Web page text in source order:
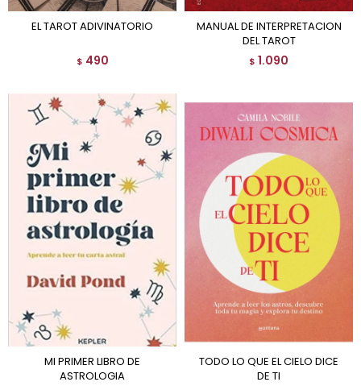
EL TAROT ADIVINATORIO
$ 490
MANUAL DE INTERPRETACION
DEL TAROT
$ 1.090
MI PRIMER LIBRO DE
ASTROLOGIA
TODO LO QUE EL CIELO DICE
DE TI